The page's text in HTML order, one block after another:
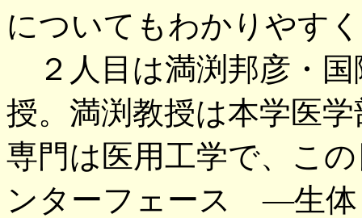
についてもわかりやす
２人目は満渕邦彦・国
授。満渕教授は本学医
専門は医用工学で、こ
ンターフェース ―生体